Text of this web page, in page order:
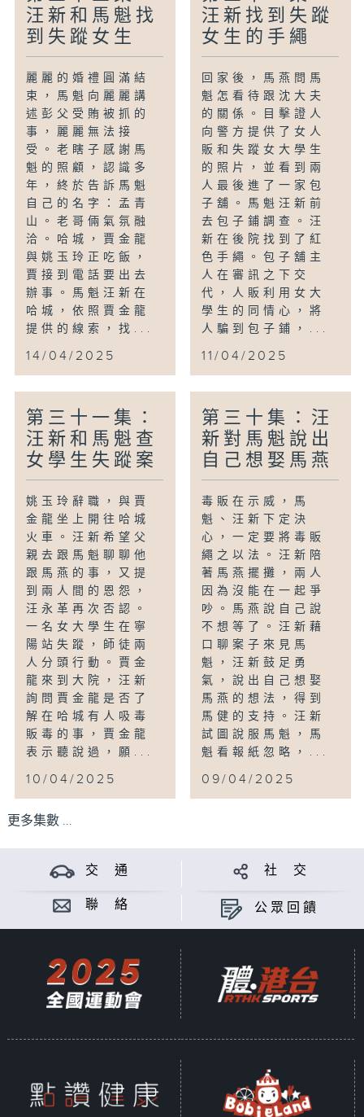
汪新和馬魁找
到失蹤女生
麗麗的婚禮圓滿結
束，馬魁向麗麗講
述彭父受賄被抓的
事，麗麗無法接
受。老瞎子感謝馬
魁的照顧，認識多
年，終於告訴馬魁
自己的名字：孟青
山。老哥倆氣氛融
洽。哈城，賈金龍
與姚玉玲正吃飯，
賈接到電話要出去
辦事。馬魁汪新在
哈城，依照賈金龍
提供的線索，找...
14/04/2025
汪新找到失蹤
女生的手繩
回家後，馬燕問馬
魁怎看待跟沈大夫
的關係。目擊證人
向警方提供了女人
販和失蹤女大學生
的照片，並看到兩
人最後進了一家包
子舖。馬魁汪新前
去包子鋪調查。汪
新在後院找到了紅
色手繩。包子舖主
人在審訊之下交
代，人販利用女大
學生的同情心，將
人騙到包子鋪，...
11/04/2025
第三十一集：
汪新和馬魁查
女學生失蹤案
姚玉玲辭職，與賈
金龍坐上開往哈城
火車。汪新希望父
親去跟馬魁聊聊他
跟馬燕的事，又提
到兩人間的恩怨，
汪永革再次否認。
一名女大學生在寧
陽站失蹤，師徒兩
人分頭行動。賈金
龍來到大院，汪新
詢問賈金龍是否了
解在哈城有人吸毒
販毒的事，賈金龍
表示聽說過，願...
10/04/2025
第三十集：汪
新對馬魁說出
自己想娶馬燕
毒販在示威，馬
魁、汪新下定決
心，一定要將毒販
繩之以法。汪新陪
著馬燕擺攤，兩人
因為沒能在一起爭
吵。馬燕說自己說
不想等了。汪新藉
口聊案子來見馬
魁，汪新鼓足勇
氣，說出自己想娶
馬燕的想法，得到
馬健的支持。汪新
試圖說服馬魁，馬
魁看報紙忽略，...
09/04/2025
更多集數 ...
交 通 社 交
聯 絡 公眾回饋